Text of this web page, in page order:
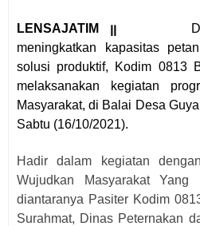
LENSAJATIM ꞁꞁ
meningkatkan kapasitas
solusi produktif, Kodim 0813
melaksanakan kegiatan
Masyarakat, di Balai Desa
Sabtu (16/10/2021).
Hadir dalam kegiatan
Wujudkan Masyarakat
diantaranya Pasiter Kodim
Surahmat, Dinas Peternakan